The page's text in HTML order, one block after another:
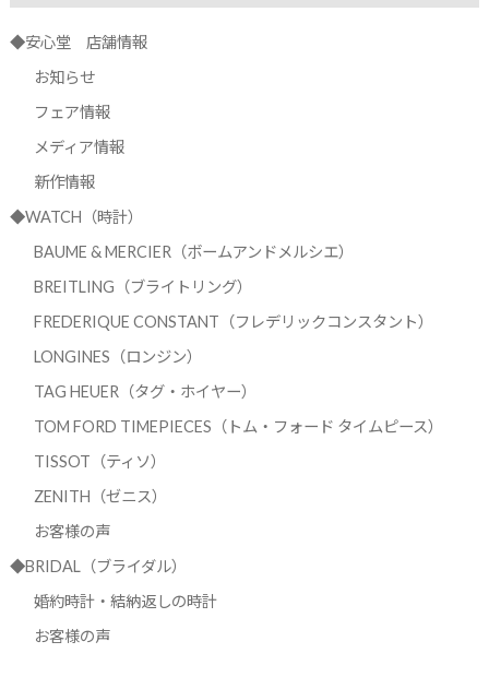
◆安心堂 店舗情報
お知らせ
フェア情報
メディア情報
新作情報
◆WATCH（時計）
BAUME & MERCIER（ボームアンドメルシエ）
BREITLING（ブライトリング）
FREDERIQUE CONSTANT（フレデリックコンスタント）
LONGINES（ロンジン）
TAG HEUER（タグ・ホイヤー）
TOM FORD TIMEPIECES（トム・フォード タイムピース）
TISSOT（ティソ）
ZENITH（ゼニス）
お客様の声
◆BRIDAL（ブライダル）
婚約時計・結納返しの時計
お客様の声